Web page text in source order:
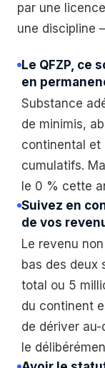
par une
une discipline
Le QFZP, ce
en
Substance
de minimis,
continental et
cumulatifs.
le 0 % cette
Suivez en
de vos
Le revenu
bas des deux
total ou 5
du continent
de dériver
le